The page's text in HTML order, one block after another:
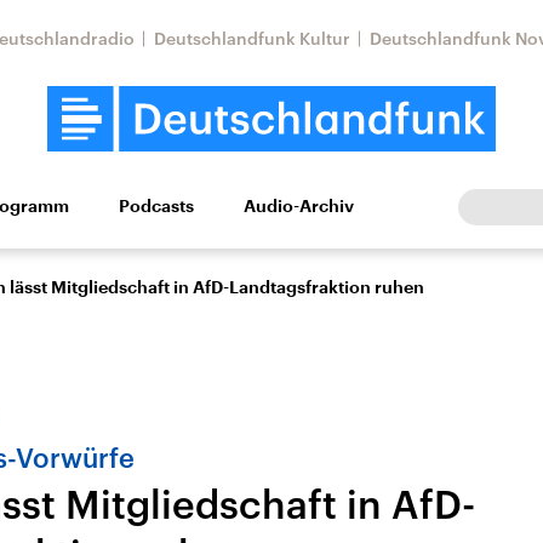
Deutschlandfunk Kultur Deutschlandfunk
Wissen Kultur Europa
Nahostkonflikt
Iran
Podcasts Audio-Archiv
lässt Mitgliedschaft in AfD-Landtagsfraktion ruhen
Vorwürfe
Mitgliedschaft in AfD-